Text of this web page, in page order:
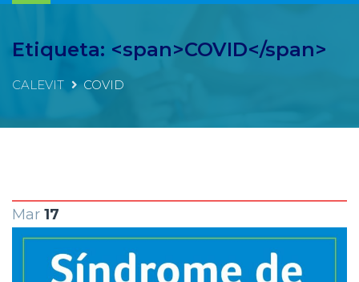
Etiqueta: <span>COVID</span>
CALEVIT COVID
Mar 17